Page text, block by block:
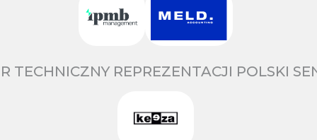
TECHNICZNY REPREZENTACJI POLSKI